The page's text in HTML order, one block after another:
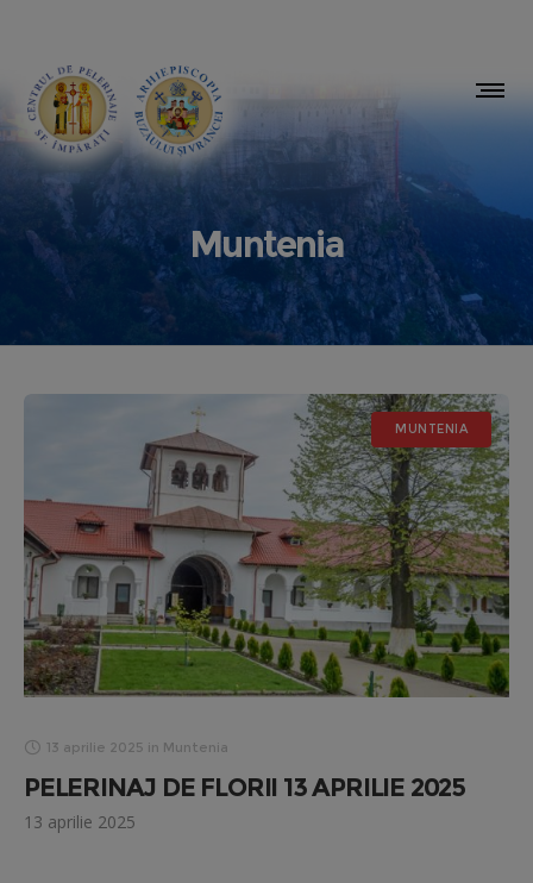
Muntenia
MUNTENIA
13 aprilie 2025 in Muntenia
PELERINAJ DE FLORII 13 APRILIE 2025
13 aprilie 2025